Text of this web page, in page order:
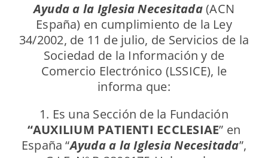
Ayuda a la Iglesia Necesitada(ACN
España) en cumplimiento de la Ley
34/2002, de 11 de julio, de Servicios de la
Sociedad de la Información y de
Comercio Electrónico (LSSICE), le
informa que:
1. Es una Sección de la Fundación
“AUXILIUM PATIENTI ECCLESIAE” en
España “Ayuda a la Iglesia Necesitada”,